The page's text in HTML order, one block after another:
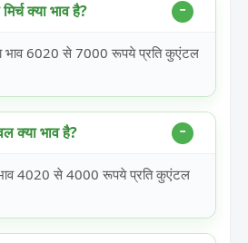
क्या भाव है?
भाव 6020 से 7000 रूपये प्रति कुएंटल
क्या भाव है?
4020 से 4000 रूपये प्रति कुएंटल